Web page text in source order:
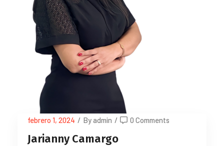
febrero 1, 2024 / By admin / 0 Comments
Jarianny Camargo